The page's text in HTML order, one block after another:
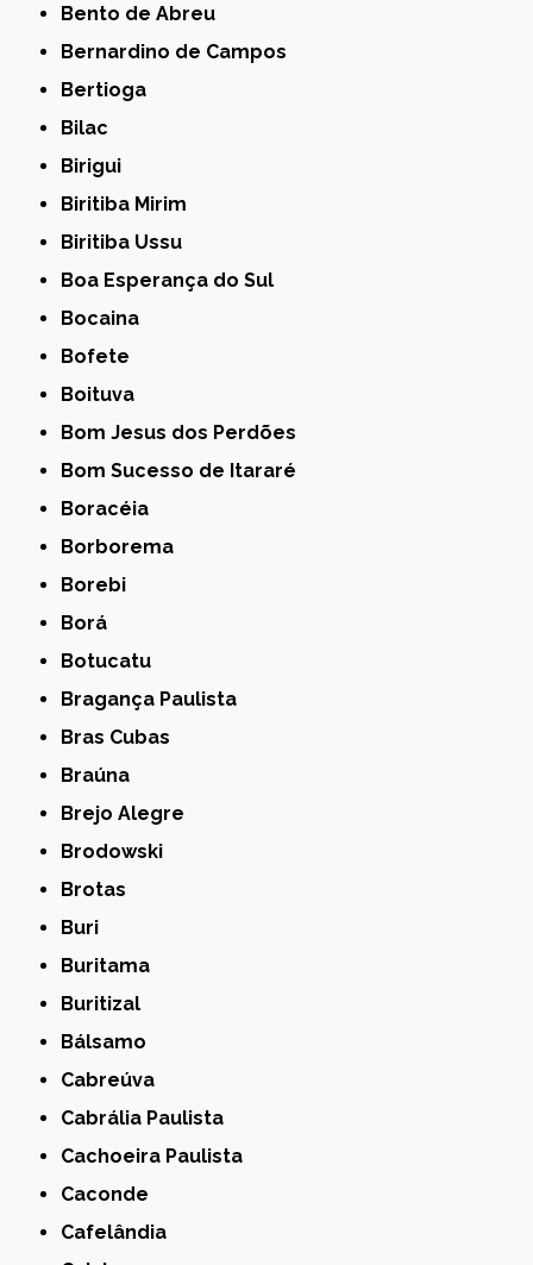
Bento de Abreu
Bernardino de Campos
Bertioga
Bilac
Birigui
Biritiba Mirim
Biritiba Ussu
Boa Esperança do Sul
Bocaina
Bofete
Boituva
Bom Jesus dos Perdões
Bom Sucesso de Itararé
Boracéia
Borborema
Borebi
Borá
Botucatu
Bragança Paulista
Bras Cubas
Braúna
Brejo Alegre
Brodowski
Brotas
Buri
Buritama
Buritizal
Bálsamo
Cabreúva
Cabrália Paulista
Cachoeira Paulista
Caconde
Cafelândia